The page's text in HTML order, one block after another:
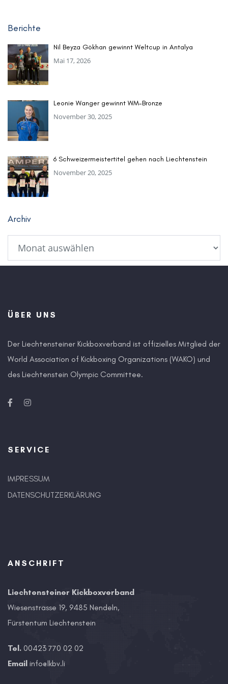
Berichte
Nil Beyza Gökhan gewinnt Weltcup in Antalya
Mai 17, 2026
Leonie Wanger gewinnt WM-Bronze
November 30, 2025
6 Schweizermeistertitel gehen nach Liechtenstein
November 20, 2025
Archiv
ÜBER UNS
Der Liechtensteiner Kickboxverband ist offizielles Mitglied der
World Association of Kickboxing Organizations (WAKO) und
des Liechtenstein Olympic Committee.
SERVICE
IMPRESSUM
DATENSCHUTZERKLÄRUNG
ANSCHRIFT
Liechtensteiner Kickboxverband
Wiesenstrasse 19, 9485 Nendeln,
Fürstentum Liechtenstein
Tel. 00423 770 02 02
Email info@lkbv.li